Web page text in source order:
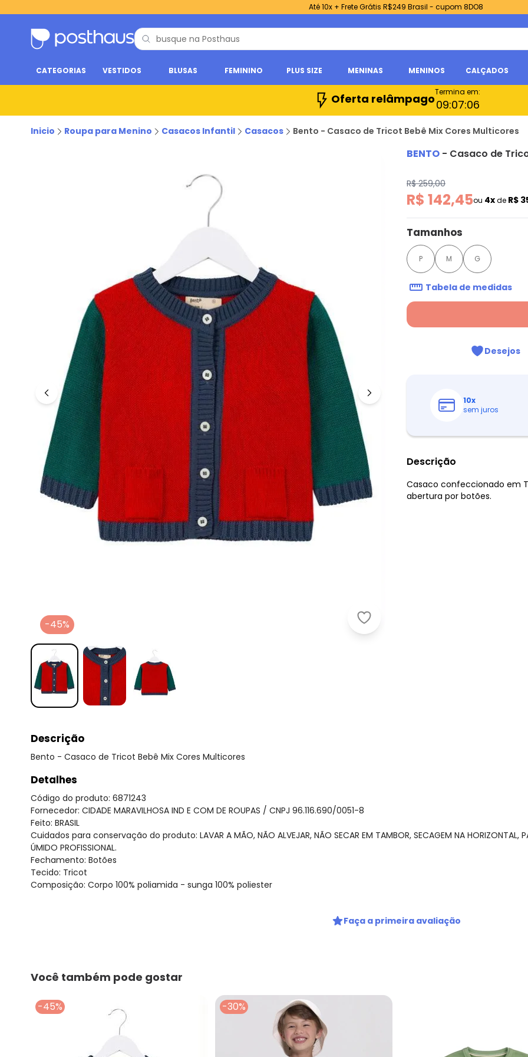
Até 10x + Frete Grátis R$249 Brasil - cupom 8DO8
CATEGORIAS VESTIDOS BLUSAS FEMININO PLUS SIZE MENINAS MENINOS CALÇADOS
Oferta relâmpagoTermina em:
09:07:05
Inicio Roupa para Menino Casacos Infantil Casacos Bento - Casaco de Tricot Bebê Mix Cores Multicores
Bento - Casaco de Tricot Bebê Mix
-45%
BENTO - Casaco de
R$ 259,00
R$ 142,45ou 4xde R$
Tamanhos
P M G
Tabela de medidas
Desejos
10x
sem juros
Descrição
Casaco confeccionado em
abertura por botões.
Descrição
Bento - Casaco de Tricot Bebê Mix Cores Multicores
Detalhes
Código do produto: 6871243
Fornecedor: CIDADE MARAVILHOSA IND E COM DE ROUPAS / CNPJ 96.116.690/0051-8
Feito: BRASIL
Cuidados para conservação do produto: LAVAR A MÃO, NÃO ALVEJAR, NÃO SECAR EM TAMBOR, SECAGEM NA HORIZONTAL,
ÚMIDO PROFISSIONAL.
Fechamento: Botões
Tecido: Tricot
Composição: Corpo 100% poliamida - sunga 100% poliester
Faça a primeira avaliação
Você também pode gostar
-45% -30%